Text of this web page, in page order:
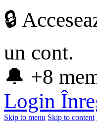
🔒
un cont.
🔔 +8
Login
Skip to menu Skip to content